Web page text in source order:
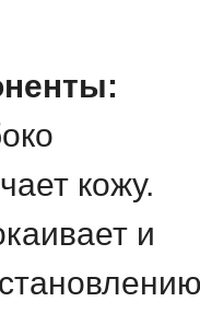
кожу.
и